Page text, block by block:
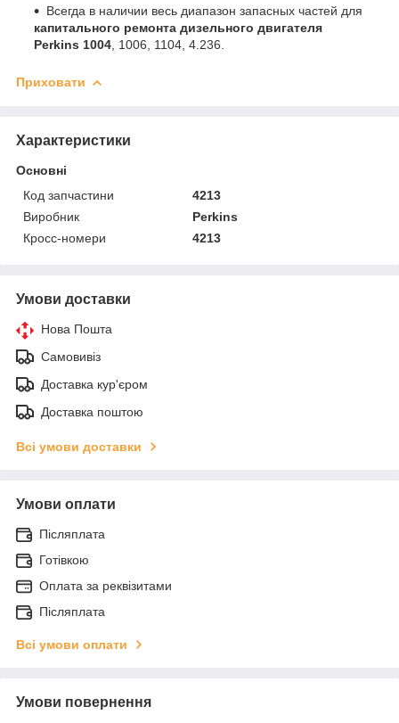
Всегда в наличии весь диапазон запасных частей для
капитального ремонта дизельного двигателя
Perkins 1004 , 1006, 1104, 4.236.
Приховати
Характеристики
Основні
Код запчастини
4213
Виробник
Perkins
Кросс-номери
4213
Умови доставки
Нова Пошта
Самовивіз
Доставка кур'єром
Доставка поштою
Всі умови доставки
Умови оплати
Післяплата
Готівкою
Оплата за реквізитами
Післяплата
Всі умови оплати
Умови повернення